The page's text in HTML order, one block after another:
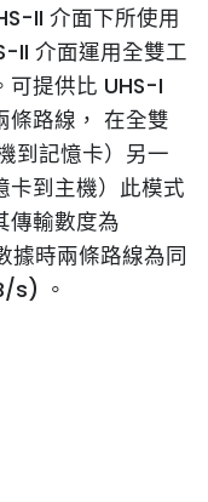
II 介面下所使用
II 介面運用全雙工
可提供比 UHS-I
條路線， 在全雙
到記憶卡）另一
卡到主機）此模式
傳輸數度為
時兩條路線為同
s) 。